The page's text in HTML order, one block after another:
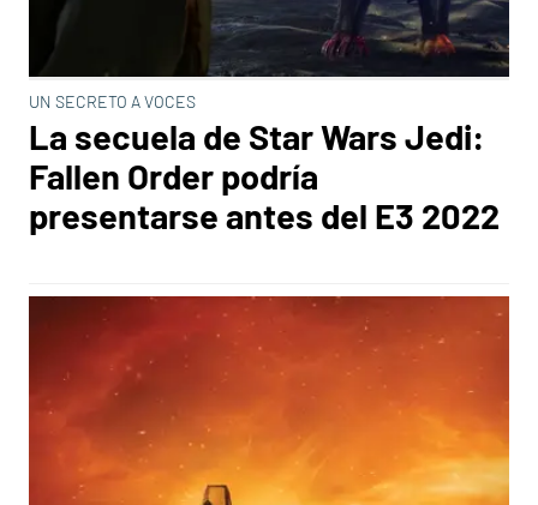
UN SECRETO A VOCES
La secuela de Star Wars Jedi:
Fallen Order podría
presentarse antes del E3 2022